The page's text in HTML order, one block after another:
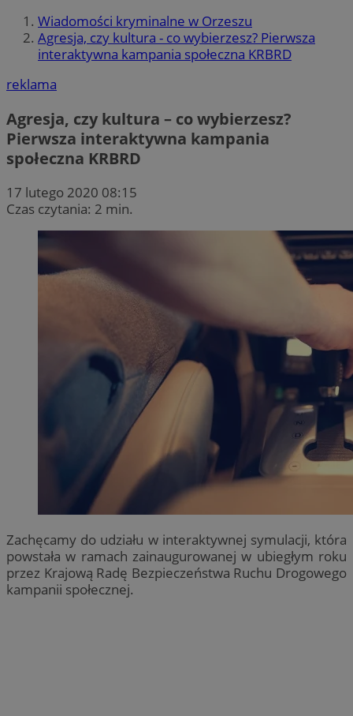
Wiadomości kryminalne w Orzeszu
Agresja, czy kultura - co wybierzesz? Pierwsza
interaktywna kampania społeczna KRBRD
reklama
Agresja, czy kultura – co wybierzesz?
Pierwsza interaktywna kampania
społeczna KRBRD
17 lutego 2020 08:15
Czas czytania: 2 min.
Zachęcamy do udziału w interaktywnej symulacji, która
powstała w ramach zainaugurowanej w ubiegłym roku
przez Krajową Radę Bezpieczeństwa Ruchu Drogowego
kampanii społecznej.